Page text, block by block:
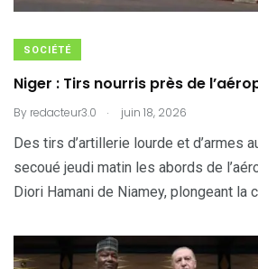
SOCIÉTÉ
Niger : Tirs nourris près de
By redacteur3.0 . juin 18, 2026
Des tirs d’artillerie lourde et d’armes
secoué jeudi matin les abords de
Diori Hamani de Niamey, plongeant la